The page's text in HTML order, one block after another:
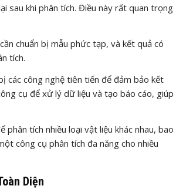
sau khi phân tích. Điều này rất quan trọng
chuẩn bị mẫu phức tạp, và kết quả có
tích.
các công nghệ tiên tiến để đảm bảo kết
cụ để xử lý dữ liệu và tạo báo cáo, giúp
tích nhiều loại vật liệu khác nhau, bao
công cụ phân tích đa năng cho nhiều
Diện